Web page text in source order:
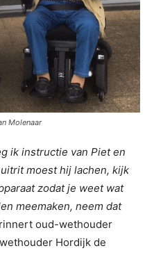
Molenaar
ik instructie van Piet en
moest hij lachen, kijk
zodat je weet wat
meemaken, neem dat
oud-wethouder
Hordijk de